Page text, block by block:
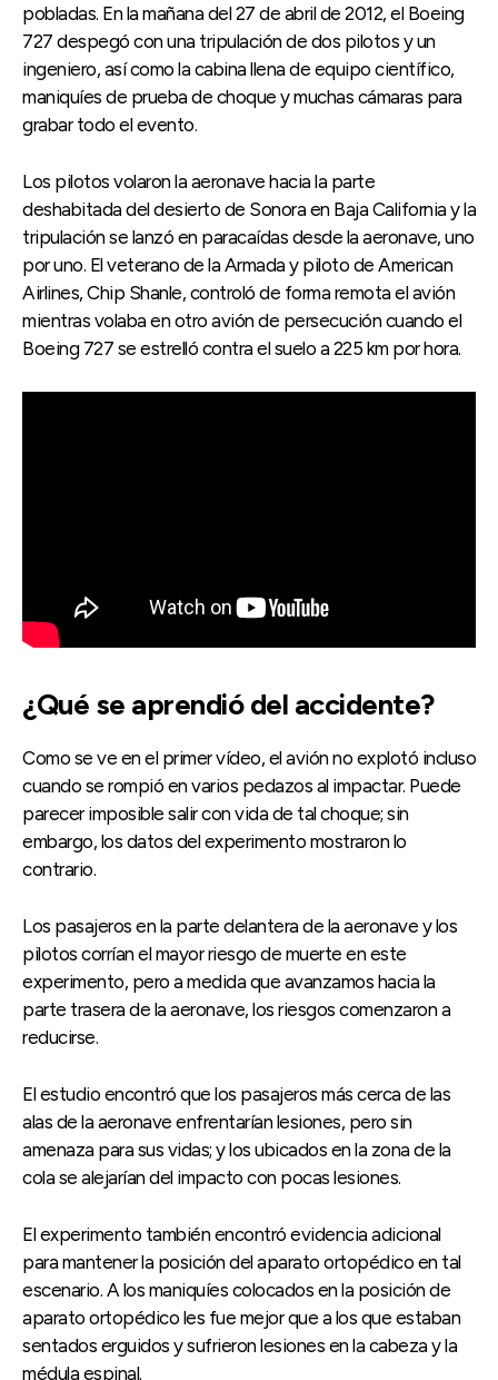
pobladas. En la mañana del 27 de abril de 2012, el Boeing
727 despegó con una tripulación de dos pilotos y un
ingeniero, así como la cabina llena de equipo científico,
maniquíes de prueba de choque y muchas cámaras para
grabar todo el evento.
Los pilotos volaron la aeronave hacia la parte
deshabitada del desierto de Sonora en Baja California y la
tripulación se lanzó en paracaídas desde la aeronave, uno
por uno. El veterano de la Armada y piloto de American
Airlines, Chip Shanle, controló de forma remota el avión
mientras volaba en otro avión de persecución cuando el
Boeing 727 se estrelló contra el suelo a 225 km por hora.
¿Qué se aprendió del accidente?
Como se ve en el primer vídeo, el avión no explotó incluso
cuando se rompió en varios pedazos al impactar. Puede
parecer imposible salir con vida de tal choque; sin
embargo, los datos del experimento mostraron lo
contrario.
Los pasajeros en la parte delantera de la aeronave y los
pilotos corrían el mayor riesgo de muerte en este
experimento, pero a medida que avanzamos hacia la
parte trasera de la aeronave, los riesgos comenzaron a
reducirse.
El estudio encontró que los pasajeros más cerca de las
alas de la aeronave enfrentarían lesiones, pero sin
amenaza para sus vidas; y los ubicados en la zona de la
cola se alejarían del impacto con pocas lesiones.
El experimento también encontró evidencia adicional
para mantener la posición del aparato ortopédico en tal
escenario. A los maniquíes colocados en la posición de
aparato ortopédico les fue mejor que a los que estaban
sentados erguidos y sufrieron lesiones en la cabeza y la
médula espinal.